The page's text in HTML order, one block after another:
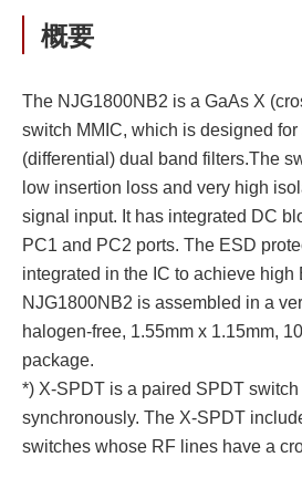
概要
The NJG1800NB2 is a GaAs X
switch MMIC, which is designed
(differential) dual band filters.The
low insertion loss and very high
signal input. It has integrated DC
PC1 and PC2 ports. The ESD
integrated in the IC to achieve high
NJG1800NB2 is assembled in a
halogen-free, 1.55mm x 1.15mm,
package.
*) X-SPDT is a paired SPDT switch
synchronously. The X-SPDT
switches whose RF lines have a